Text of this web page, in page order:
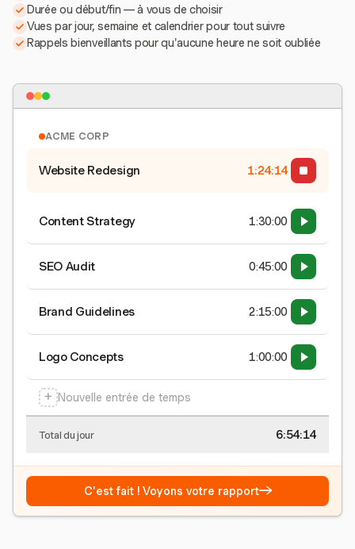
Durée ou début/fin — à vous de choisir
Vues par jour, semaine et calendrier pour tout suivre
Rappels bienveillants pour qu'aucune heure ne soit oubliée
ACME CORP
Website Redesign 1:24:15
Content Strategy 1:30:00
SEO Audit 0:45:00
Brand Guidelines 2:15:00
Logo Concepts 1:00:00
+ Nouvelle entrée de temps
Total du jour 6:54:15
C'est fait ! Voyons votre rapport→